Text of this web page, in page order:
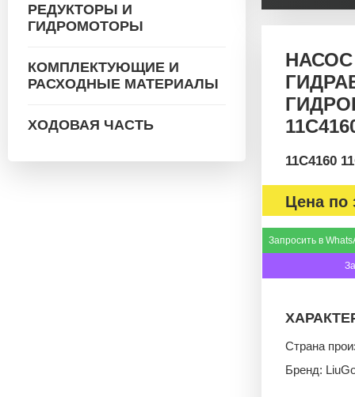
РЕДУКТОРЫ И
ГИДРОМОТОРЫ
КОМПЛЕКТУЮЩИЕ И
РАСХОДНЫЕ МАТЕРИАЛЫ
ХОДОВАЯ ЧАСТЬ
НАСОС
11C4160
Цена по
Запросить в
Страна
Бренд: